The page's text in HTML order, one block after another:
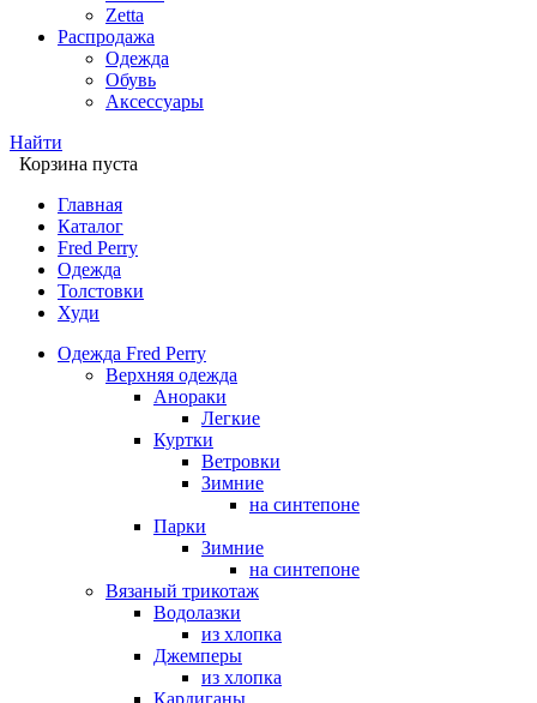
Zetta
Распродажа
Одежда
Обувь
Аксессуары
Найти
Корзина пуста
Главная
Каталог
Fred Perry
Одежда
Толстовки
Худи
Одежда Fred Perry
Верхняя одежда
Анораки
Легкие
Куртки
Ветровки
Зимние
на синтепоне
Парки
Зимние
на синтепоне
Вязаный трикотаж
Водолазки
из хлопка
Джемперы
из хлопка
Кардиганы